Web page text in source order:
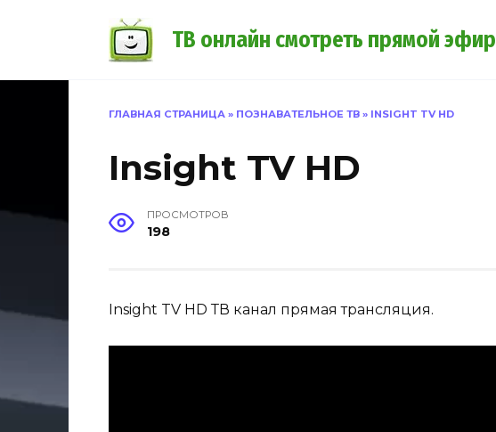
ТВ онлайн смотреть прямой эфир
ГЛАВНАЯ СТРАНИЦА » ПОЗНАВАТЕЛЬНОЕ ТВ » INSIGHT TV HD
Insight TV HD
ПРОСМОТРОВ
198
Insight TV HD ТВ канал прямая трансляция.